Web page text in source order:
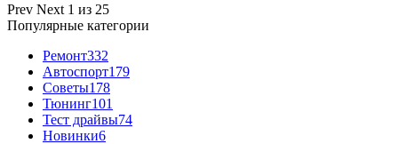
Prev Next 1 из 25
Популярные категории
Ремонт332
Автоспорт179
Советы178
Тюнинг101
Тест драйвы74
Новинки6